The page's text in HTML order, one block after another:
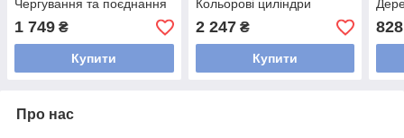
Чергування та поєднання
(G6735)
1 749 ₴
Купити
Кольорові циліндри
(G6734)
2 247₴
Купити
828
Про нас